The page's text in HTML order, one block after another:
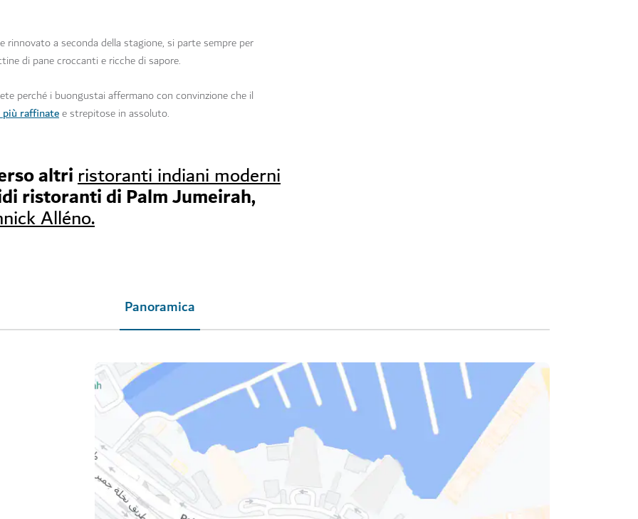
a seconda della stagione, si parte sempre per
di pane croccanti e ricche di sapore.
perché i buongustai affermano con convinzione che il
raffinatee strepitose in assoluto.
altriristoranti indiani moderni
ristoranti di Palm Jumeirah,
Alléno.
Panoramica